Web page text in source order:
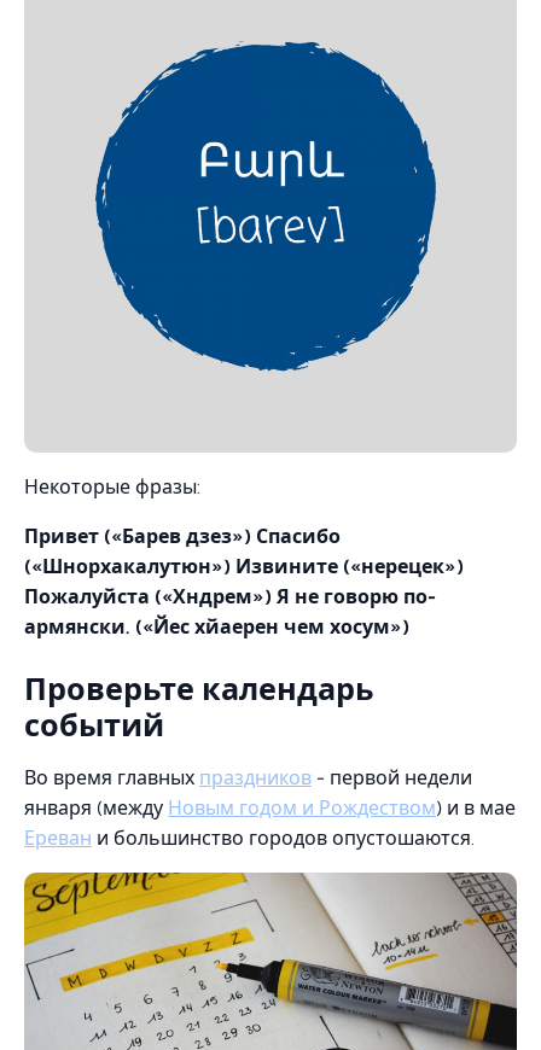
Некоторые фразы:
Привет («Барев дзез») Спасибо
(«Шнорхакалутюн») Извините («нерецек»)
Пожалуйста («Хндрем») Я не говорю по-
армянски. («Йес хйаерен чем хосум»)
Проверьте календарь
событий
Во время главных праздников - первой недели
января (между Новым годом и Рождеством) и в мае
Ереван и большинство городов опустошаются.